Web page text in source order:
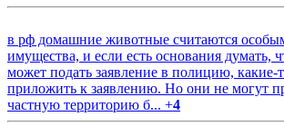
в рф домашние животные считаются
имущества, и если есть основания думать,
может подать заявление в полицию, какие-
приложить к заявлению. Но они не могут
частную территорию б... +4